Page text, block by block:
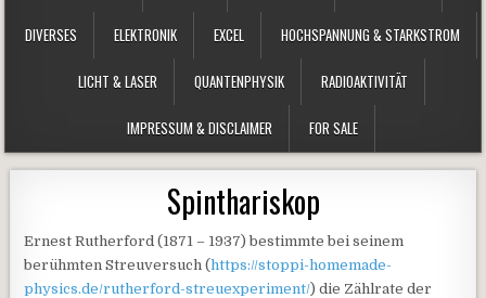
DIVERSES ELEKTRONIK EXCEL HOCHSPANNUNG & STARKSTROM
LICHT & LASER QUANTENPHYSIK RADIOAKTIVITÄT
IMPRESSUM & DISCLAIMER FOR SALE
Spinthariskop
Ernest Rutherford (1871 – 1937) bestimmte bei seinem
berühmten Streuversuch (https://stoppi-homemade-
physics.de/rutherford-streuexperiment/) die Zählrate der